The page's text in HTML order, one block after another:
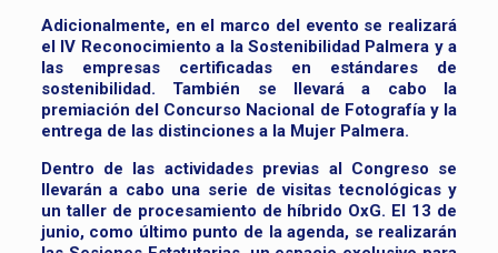
Adicionalmente, en el marco del evento se realizará
el IV Reconocimiento a la Sostenibilidad Palmera y a
las empresas certificadas en estándares de
sostenibilidad. También se llevará a cabo la
premiación del Concurso Nacional de Fotografía y la
entrega de las distinciones a la Mujer Palmera.
Dentro de las actividades previas al Congreso se
llevarán a cabo una serie de visitas tecnológicas y
un taller de procesamiento de híbrido OxG. El 13 de
junio, como último punto de la agenda, se realizarán